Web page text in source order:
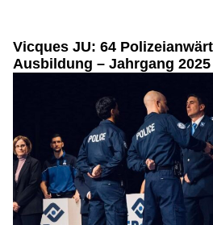
Vicques JU: 64
Ausbildung – Jahrgang